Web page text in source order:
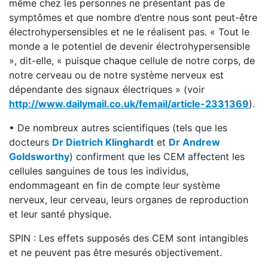
même chez les personnes ne présentant pas de
symptômes et que nombre d’entre nous sont peut-être
électrohypersensibles et ne le réalisent pas. « Tout le
monde a le potentiel de devenir électrohypersensible
», dit-elle, « puisque chaque cellule de notre corps, de
notre cerveau ou de notre système nerveux est
dépendante des signaux électriques » (voir
http://www.dailymail.co.uk/femail/article-2331369).
• De nombreux autres scientifiques (tels que les
docteurs Dr Dietrich Klinghardt et Dr Andrew
Goldsworthy) confirment que les CEM affectent les
cellules sanguines de tous les individus,
endommageant en fin de compte leur système
nerveux, leur cerveau, leurs organes de reproduction
et leur santé physique.
SPIN : Les effets supposés des CEM sont intangibles
et ne peuvent pas être mesurés objectivement.